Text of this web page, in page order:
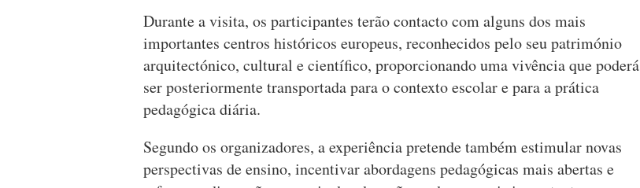
Durante a visita, os participantes terão contacto com alguns dos mais
importantes centros históricos europeus, reconhecidos pelo seu património
arquitectónico, cultural e científico, proporcionando uma vivência que poderá
ser posteriormente transportada para o contexto escolar e para a prática
pedagógica diária.
Segundo os organizadores, a experiência pretende também estimular novas
perspectivas de ensino, incentivar abordagens pedagógicas mais abertas e